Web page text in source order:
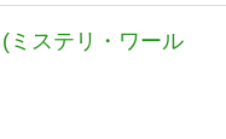
ミステリ・ワール